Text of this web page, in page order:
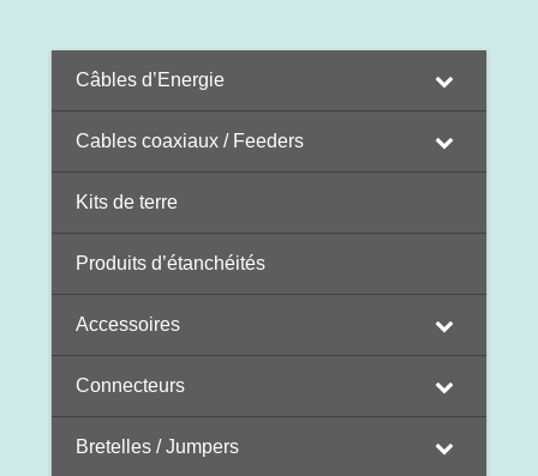
Câbles d’Energie
Cables coaxiaux / Feeders
Kits de terre
Produits d’étanchéités
Accessoires
Connecteurs
Bretelles / Jumpers